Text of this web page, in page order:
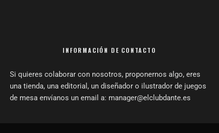
INFORMACIÓN DE CONTACTO
Si quieres colaborar con nosotros, proponernos algo, eres
una tienda, una editorial, un diseñador o ilustrador de juegos
de mesa envíanos un email a: manager@elclubdante.es